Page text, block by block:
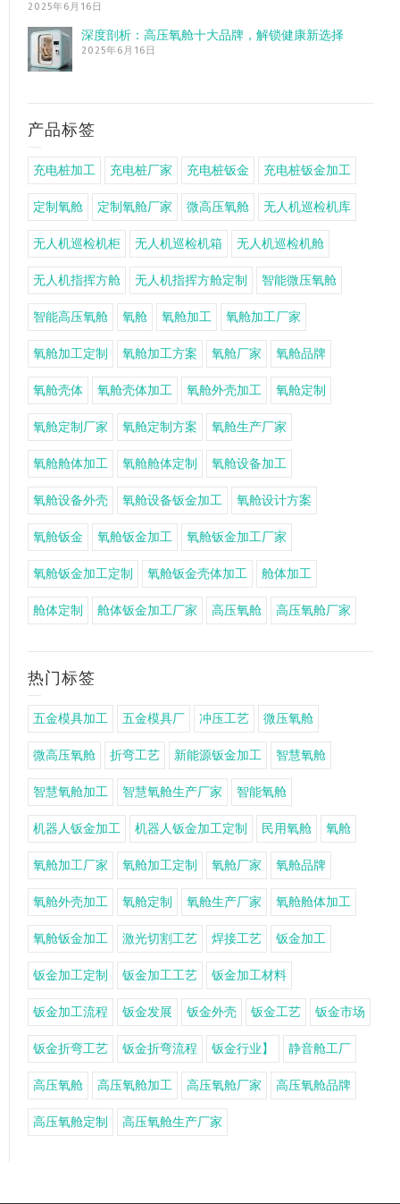
2025年6月16日
深度剖析：高压氧舱十大品牌，解锁健康新选择
2025年6月16日
产品标签
充电桩加工 充电桩厂家 充电桩钣金 充电桩钣金加工
定制氧舱 定制氧舱厂家 微高压氧舱 无人机巡检机库
无人机巡检机柜 无人机巡检机箱 无人机巡检机舱
无人机指挥方舱 无人机指挥方舱定制 智能微压氧舱
智能高压氧舱 氧舱 氧舱加工 氧舱加工厂家
氧舱加工定制 氧舱加工方案 氧舱厂家 氧舱品牌
氧舱壳体 氧舱壳体加工 氧舱外壳加工 氧舱定制
氧舱定制厂家 氧舱定制方案 氧舱生产厂家
氧舱舱体加工 氧舱舱体定制 氧舱设备加工
氧舱设备外壳 氧舱设备钣金加工 氧舱设计方案
氧舱钣金 氧舱钣金加工 氧舱钣金加工厂家
氧舱钣金加工定制 氧舱钣金壳体加工 舱体加工
舱体定制 舱体钣金加工厂家 高压氧舱 高压氧舱厂家
热门标签
五金模具加工 五金模具厂 冲压工艺 微压氧舱
微高压氧舱 折弯工艺 新能源钣金加工 智慧氧舱
智慧氧舱加工 智慧氧舱生产厂家 智能氧舱
机器人钣金加工 机器人钣金加工定制 民用氧舱 氧舱
氧舱加工厂家 氧舱加工定制 氧舱厂家 氧舱品牌
氧舱外壳加工 氧舱定制 氧舱生产厂家 氧舱舱体加工
氧舱钣金加工 激光切割工艺 焊接工艺 钣金加工
钣金加工定制 钣金加工工艺 钣金加工材料
钣金加工流程 钣金发展 钣金外壳 钣金工艺 钣金市场
钣金折弯工艺 钣金折弯流程 钣金行业】 静音舱工厂
高压氧舱 高压氧舱加工 高压氧舱厂家 高压氧舱品牌
高压氧舱定制 高压氧舱生产厂家